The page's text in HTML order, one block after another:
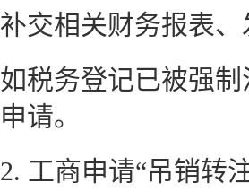
补交相关财务报表
如税务登记已被强
申请。
2. 工商申请“吊销转